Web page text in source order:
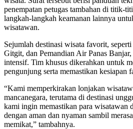
penempatan petugas tambahan di titik-
langkah-langkah keamanan lainnya
wisatawan.
Sejumlah destinasi wisata favorit,
Gitgit, dan Pemandian Air Panas
intensif. Tim khusus dikerahkan untuk
pengunjung serta memastikan kesiapan
“Kami memperkirakan lonjakan
mancanegara, terutama di destinasi
kami ingin memastikan para wisatawan
dengan aman dan nyaman sambil
memikat,” tambahnya.